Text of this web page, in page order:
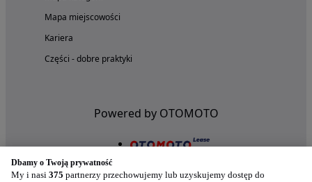
Mapa miejscowości
Kariera
Części - dobre praktyki
Powered by OTOMOTO
Dbamy o Twoją prywatność
My i nasi 375 partnerzy przechowujemy lub uzyskujemy dostęp do